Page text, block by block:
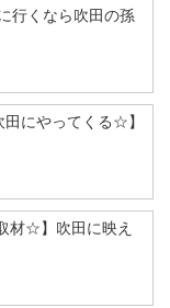
行くなら吹田の孫
田にやってくる☆】
材☆】吹田に映え